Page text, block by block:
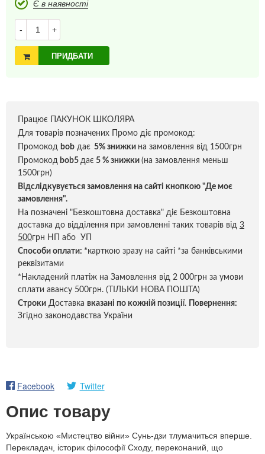
Є в наявності
- +
ПРИДБАТИ
Працює ПАКУНОК ШКОЛЯРА
Для товарів позначених Промо діє промокод:
Промокод bob дає 5% знижки на замовлення від 1500грн
Промокод bob5 дає 5 % знижки (на замовлення меньш
1500грн)
Відслідкувується замовлення на сайті кнопкою "Де моє
замовлення".
На позначені "Безкоштовна доставка" діє Безкоштовна
доставка до відділення при замовленні таких товарів від 3
500грн НП або УП
Способи оплати: *карткою зразу на сайті *за банківськими
реквізитами
*Накладений платіж на Замовлення від 2 000грн за умови
сплати авансу 500грн. (ТІЛЬКИ НОВА ПОШТА)
Строки Доставка вказані по кожній позиції.
Повернення:
Згідно законодавства України
Facebook Twitter
Опис товару
Українською «Мистецтво війни» Сунь-дзи тлумачиться вперше.
Перекладач, історик філософії Сходу, переконаний, що